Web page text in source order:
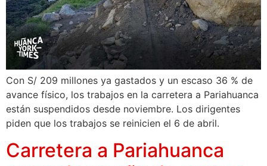
Con S/ 209 millones ya gastados y un escaso 36 % de
avance físico, los trabajos en la carretera a Pariahuanca
están suspendidos desde noviembre. Los dirigentes
piden que los trabajos se reinicien el 6 de abril.
Carretera a Pariahuanca